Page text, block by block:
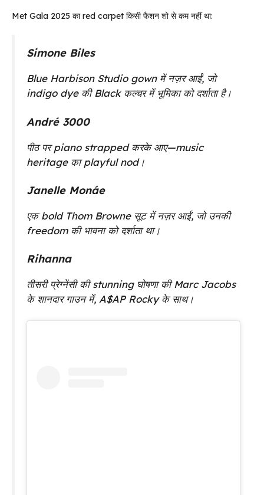
Met Gala 2025 का red carpet किसी फैशन शो से कम नहीं था:
Simone Biles
Blue Harbison Studio gown में नज़र आईं, जो
indigo dye की Black कल्चर में भूमिका को दर्शाता है।
André 3000
पीठ पर piano strapped करके आए—music
heritage का playful nod।
Janelle Monáe
एक bold Thom Browne सूट में नज़र आईं, जो उनकी
freedom की भावना को दर्शाता था।
Rihanna
तीसरी प्रेग्नेंसी की stunning घोषणा की Marc Jacobs
के शानदार गाउन में, A$AP Rocky के साथ।